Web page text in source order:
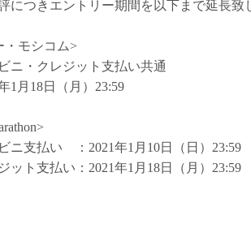
につきエントリー期間を以下まで延長致
・モシコム>
ニ・クレジット支払い共通
1月18日（月）23:59
ニ支払い ：2021年1月10日（日）23:59
ット支払い：2021年1月18日（月）23:59